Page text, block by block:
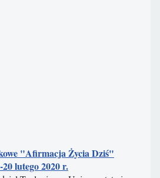
"Afirmacja Życia Dziś"
lutego 2020 r.